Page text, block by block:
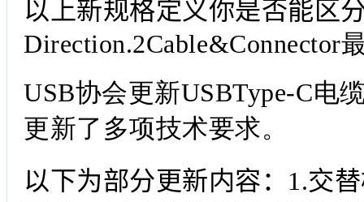
以上新规格定义你是否能区
Direction.2Cable&Connector
USB协会更新USBType-C电
更新了多项技术要求。
以下为部分更新内容：1.交